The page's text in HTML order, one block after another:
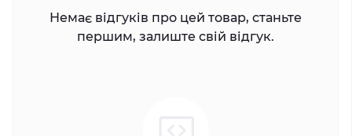
Немає відгуків про цей товар, станьте
першим, залиште свій відгук.